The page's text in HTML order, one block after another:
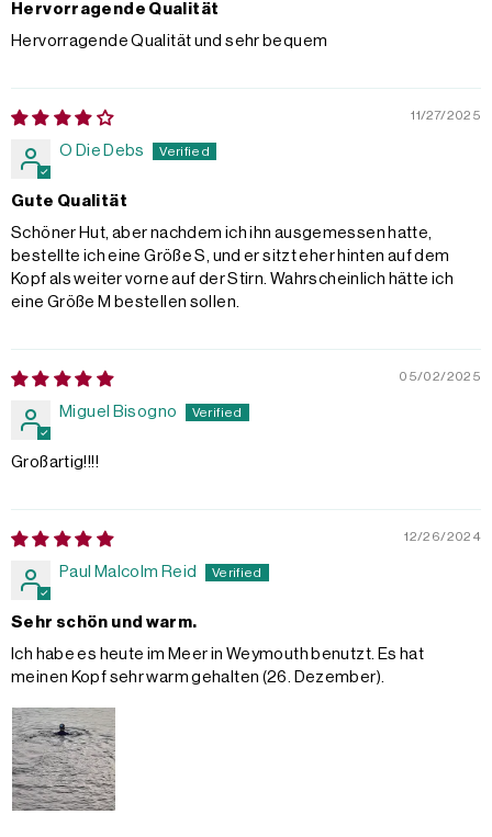
Hervorragende Qualität
Hervorragende Qualität und sehr bequem
11/27/2025
O Die Debs
Gute Qualität
Schöner Hut, aber nachdem ich ihn ausgemessen hatte,
bestellte ich eine Größe S, und er sitzt eher hinten auf dem
Kopf als weiter vorne auf der Stirn. Wahrscheinlich hätte ich
eine Größe M bestellen sollen.
05/02/2025
Miguel Bisogno
Großartig!!!!
12/26/2024
Paul Malcolm Reid
Sehr schön und warm.
Ich habe es heute im Meer in Weymouth benutzt. Es hat
meinen Kopf sehr warm gehalten (26. Dezember).